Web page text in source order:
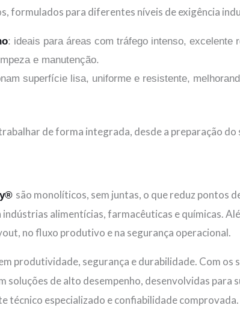
formulados para diferentes níveis de exigência
: ideais para áreas com tráfego intenso, excelente
e manutenção.
superfície lisa, uniforme e resistente,
de forma integrada, desde a preparação
são monolíticos, sem juntas, o que reduz pontos
alimentícias, farmacêuticas e químicas.
no fluxo produtivo e na segurança operacional.
produtividade, segurança e durabilidade. Com os
soluções de alto desempenho, desenvolvidas para
técnico especializado e confiabilidade comprovada.